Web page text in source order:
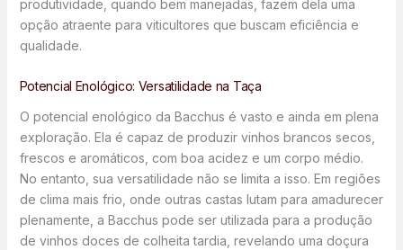
produtividade, quando bem manejadas, fazem dela uma
opção atraente para viticultores que buscam eficiência e
qualidade.
Potencial Enológico: Versatilidade na Taça
O potencial enológico da Bacchus é vasto e ainda em plena
exploração. Ela é capaz de produzir vinhos brancos secos,
frescos e aromáticos, com boa acidez e um corpo médio.
No entanto, sua versatilidade não se limita a isso. Em regiões
de clima mais frio, onde outras castas lutam para amadurecer
plenamente, a Bacchus pode ser utilizada para a produção
de vinhos doces de colheita tardia, revelando uma doçura